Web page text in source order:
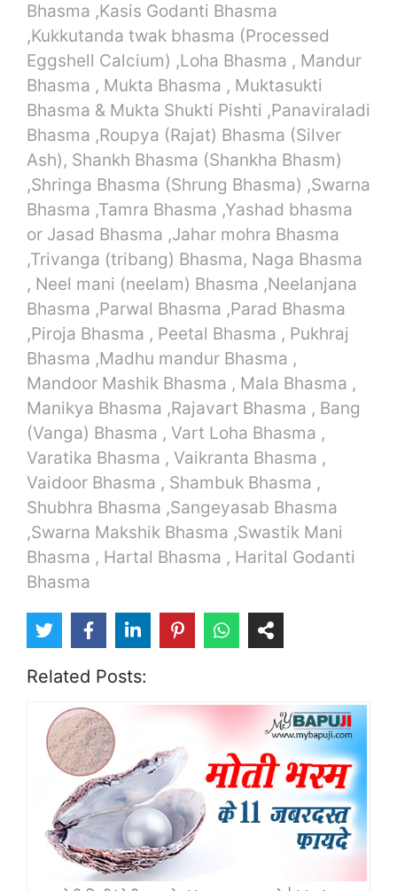
Bhasma ,Kasis Godanti Bhasma
,Kukkutanda twak bhasma (Processed
Eggshell Calcium) ,Loha Bhasma , Mandur
Bhasma , Mukta Bhasma , Muktasukti
Bhasma & Mukta Shukti Pishti ,Panaviraladi
Bhasma ,Roupya (Rajat) Bhasma (Silver
Ash), Shankh Bhasma (Shankha Bhasm)
,Shringa Bhasma (Shrung Bhasma) ,Swarna
Bhasma ,Tamra Bhasma ,Yashad bhasma
or Jasad Bhasma ,Jahar mohra Bhasma
,Trivanga (tribang) Bhasma, Naga Bhasma
, Neel mani (neelam) Bhasma ,Neelanjana
Bhasma ,Parwal Bhasma ,Parad Bhasma
,Piroja Bhasma , Peetal Bhasma , Pukhraj
Bhasma ,Madhu mandur Bhasma ,
Mandoor Mashik Bhasma , Mala Bhasma ,
Manikya Bhasma ,Rajavart Bhasma , Bang
(Vanga) Bhasma , Vart Loha Bhasma ,
Varatika Bhasma , Vaikranta Bhasma ,
Vaidoor Bhasma , Shambuk Bhasma ,
Shubhra Bhasma ,Sangeyasab Bhasma
,Swarna Makshik Bhasma ,Swastik Mani
Bhasma , Hartal Bhasma , Harital Godanti
Bhasma
Related Posts: